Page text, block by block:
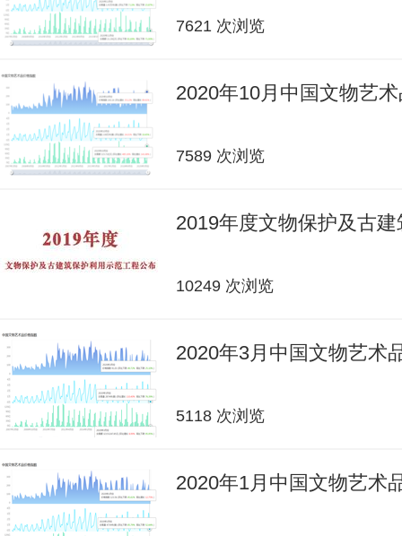
7621 次浏览
2020年10月中国文物艺
7589 次浏览
2019年度文物保护及古
10249 次浏览
2020年3月中国文物艺术
5118 次浏览
2020年1月中国文物艺术